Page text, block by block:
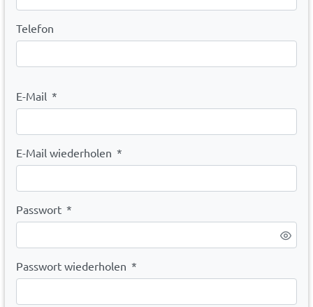
Telefon
E-Mail *
E-Mail wiederholen *
Passwort *
Passwort wiederholen *